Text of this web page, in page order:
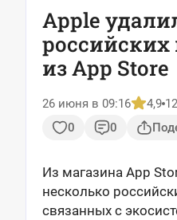
Apple
из App Store
26 июня в 09:16 4,9
0
0
Из магазина App
несколько
связанных с